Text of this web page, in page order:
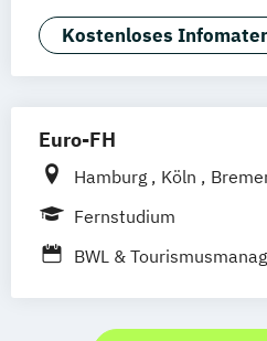
Frankfurt am Main
Betriebswirtschaft und
Kostenloses
Euro-FH
Hamburg Köln
Göttingen
Fernstudium
BWL &